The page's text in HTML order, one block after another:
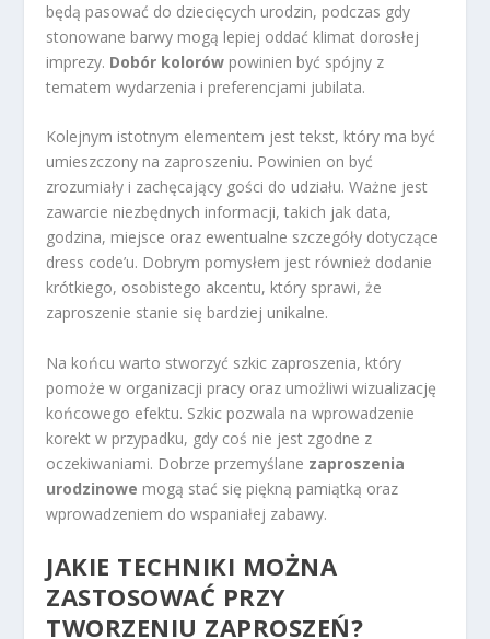
będą pasować do dziecięcych urodzin, podczas gdy
stonowane barwy mogą lepiej oddać klimat dorosłej
imprezy. Dobór kolorów powinien być spójny z
tematem wydarzenia i preferencjami jubilata.
Kolejnym istotnym elementem jest tekst, który ma być
umieszczony na zaproszeniu. Powinien on być
zrozumiały i zachęcający gości do udziału. Ważne jest
zawarcie niezbędnych informacji, takich jak data,
godzina, miejsce oraz ewentualne szczegóły dotyczące
dress code’u. Dobrym pomysłem jest również dodanie
krótkiego, osobistego akcentu, który sprawi, że
zaproszenie stanie się bardziej unikalne.
Na końcu warto stworzyć szkic zaproszenia, który
pomoże w organizacji pracy oraz umożliwi wizualizację
końcowego efektu. Szkic pozwala na wprowadzenie
korekt w przypadku, gdy coś nie jest zgodne z
oczekiwaniami. Dobrze przemyślane zaproszenia
urodzinowe mogą stać się piękną pamiątką oraz
wprowadzeniem do wspaniałej zabawy.
JAKIE TECHNIKI MOŻNA
ZASTOSOWAĆ PRZY
TWORZENIU ZAPROSZEŃ?